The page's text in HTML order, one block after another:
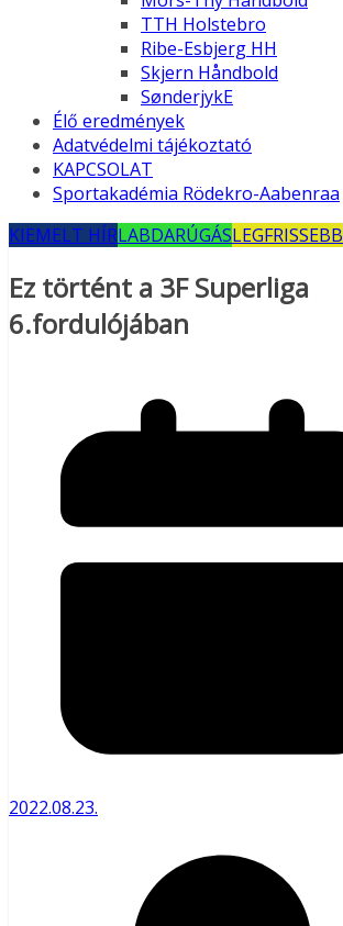
TTH Holstebro
Ribe-Esbjerg HH
Skjern Håndbold
SønderjykE
Élő eredmények
Adatvédelmi tájékoztató
KAPCSOLAT
Sportakadémia Rödekro-Aabenraa
KIEMELT HÍRLABDARÚGÁSLEGFRISSEBB
Ez történt a 3F Superliga
6.fordulójában
2022.08.23.